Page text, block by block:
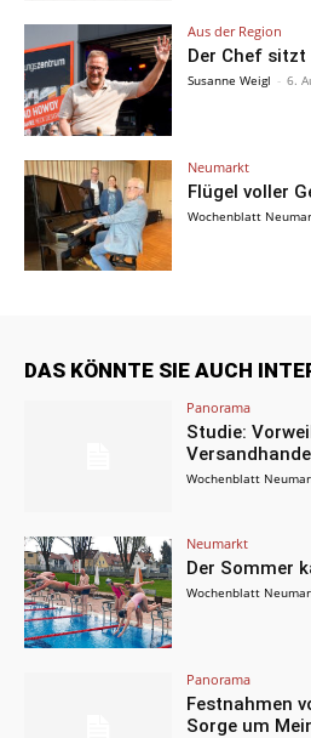
Aus der Region
Der Chef
Susanne Weigl - 6.
Neumarkt
Flügel voller
Wochenblatt
DAS KÖNNTE SIE AUCH
Panorama
Studie:
Wochenblatt
Neumarkt
Der Sommer
Wochenblatt
Panorama
Festnahmen
Sorge um